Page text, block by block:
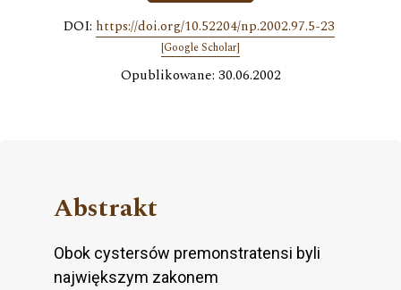
DOI: https://doi.org/10.52204/np.2002.97.5-23
[Google Scholar]
Opublikowane: 30.06.2002
Abstrakt
Obok cystersów premonstratensi byli
największym zakonem